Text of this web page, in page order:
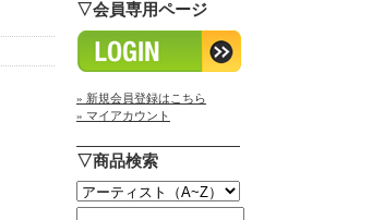
▽会員専用ページ
» 新規会員登録はこちら
» マイアカウント
▽商品検索